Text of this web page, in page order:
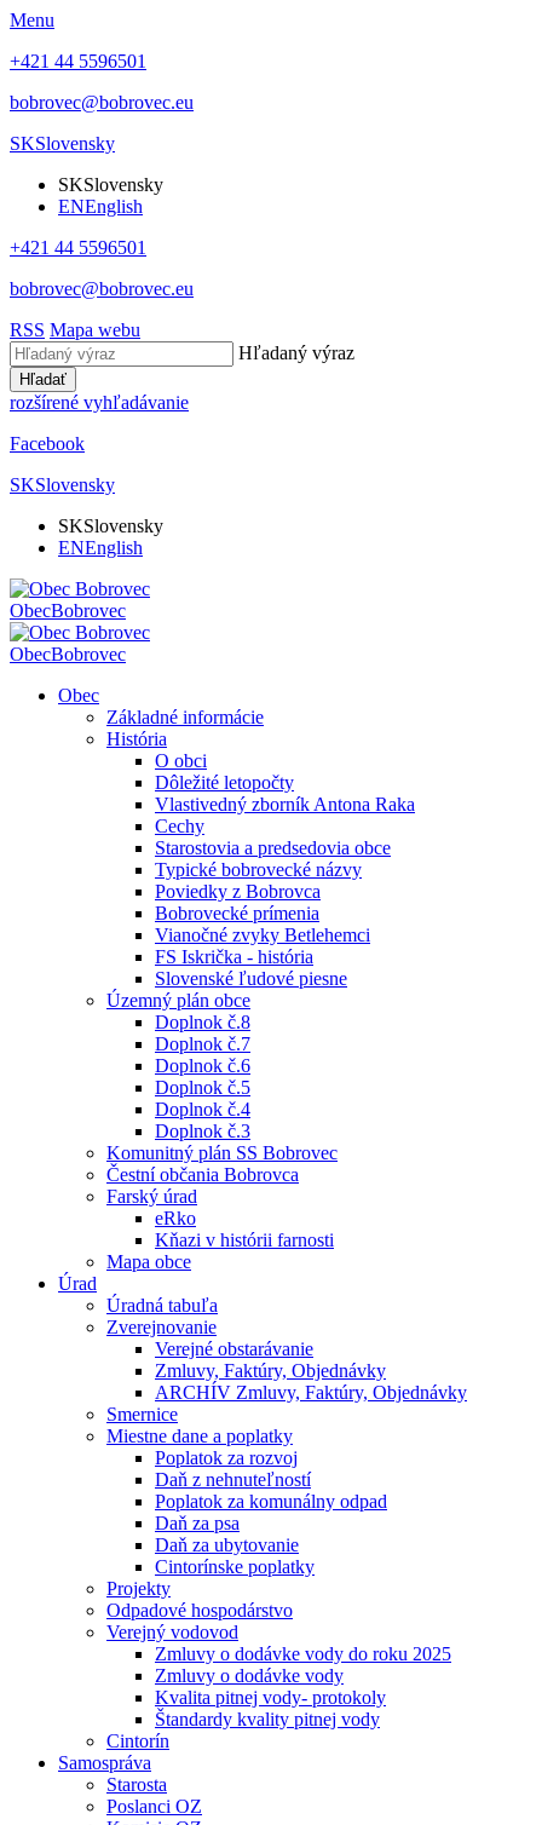
Menu
+421 44 5596501
bobrovec@bobrovec.eu
SKSlovensky
SKSlovensky
ENEnglish
+421 44 5596501
bobrovec@bobrovec.eu
RSS Mapa webu
Hľadaný výraz
Hľadať
rozšírené vyhľadávanie
Facebook
SKSlovensky
SKSlovensky
ENEnglish
ObecBobrovec
ObecBobrovec
Obec
Základné informácie
História
O obci
Dôležité letopočty
Vlastivedný zborník Antona Raka
Cechy
Starostovia a predsedovia obce
Typické bobrovecké názvy
Poviedky z Bobrovca
Bobrovecké prímenia
Vianočné zvyky Betlehemci
FS Iskrička - história
Slovenské ľudové piesne
Územný plán obce
Doplnok č.8
Doplnok č.7
Doplnok č.6
Doplnok č.5
Doplnok č.4
Doplnok č.3
Komunitný plán SS Bobrovec
Čestní občania Bobrovca
Farský úrad
eRko
Kňazi v histórii farnosti
Mapa obce
Úrad
Úradná tabuľa
Zverejnovanie
Verejné obstarávanie
Zmluvy, Faktúry, Objednávky
ARCHÍV Zmluvy, Faktúry, Objednávky
Smernice
Miestne dane a poplatky
Poplatok za rozvoj
Daň z nehnuteľností
Poplatok za komunálny odpad
Daň za psa
Daň za ubytovanie
Cintorínske poplatky
Projekty
Odpadové hospodárstvo
Verejný vodovod
Zmluvy o dodávke vody do roku 2025
Zmluvy o dodávke vody
Kvalita pitnej vody- protokoly
Štandardy kvality pitnej vody
Cintorín
Samospráva
Starosta
Poslanci OZ